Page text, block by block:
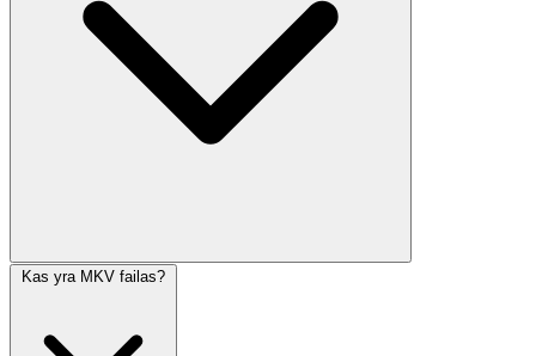
Kas yra MKV failas?